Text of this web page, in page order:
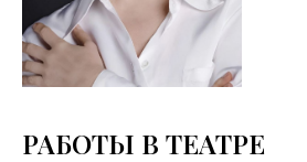
РАБОТЫ В ТЕАТРЕ